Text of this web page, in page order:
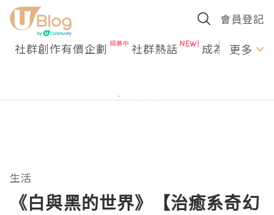
會員登記
社群創作有價企劃 社群熱話 成為U更多
生活
《白與黑的世界》【治癒系奇幻